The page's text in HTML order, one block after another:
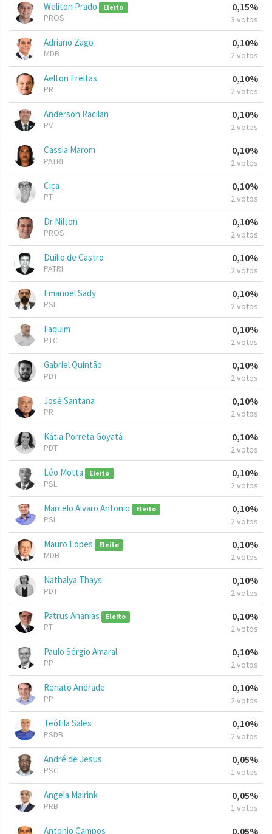
Weliton Prado Eleito
PROS
0,15%
3 votos
Adriano Zago
MDB
0,10%
2 votos
Aelton Freitas
PR
0,10%
2 votos
Anderson Racilan
PV
0,10%
2 votos
Cassia Marom
PATRI
0,10%
2 votos
Ciça
PT
0,10%
2 votos
Dr Nilton
PROS
0,10%
2 votos
Duilio de Castro
PATRI
0,10%
2 votos
Emanoel Sady
PSL
0,10%
2 votos
Faquim
PTC
0,10%
2 votos
Gabriel Quintão
PDT
0,10%
2 votos
José Santana
PR
0,10%
2 votos
Kátia Porreta Goyatá
PDT
0,10%
2 votos
Léo Motta Eleito
PSL
0,10%
2 votos
Marcelo Alvaro Antonio Eleito
PSL
0,10%
2 votos
Mauro Lopes Eleito
MDB
0,10%
2 votos
Nathalya Thays
PDT
0,10%
2 votos
Patrus Ananias Eleito
PT
0,10%
2 votos
Paulo Sérgio Amaral
PP
0,10%
2 votos
Renato Andrade
PP
0,10%
2 votos
Teófila Sales
PSDB
0,10%
2 votos
André de Jesus
PSC
0,05%
1 votos
Angela Mairink
PRB
0,05%
1 votos
Antonio Campos 0,05%